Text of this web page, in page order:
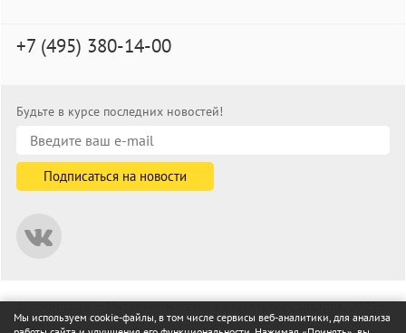
+7 (495) 380-14-00
Будьте в курсе последних новостей!
© informat.ru — Интернет-магазин канцелярских товаров. 2001—
2026
Мы используем cookie-файлы, в том числе сервисы веб-аналитики, для анализа